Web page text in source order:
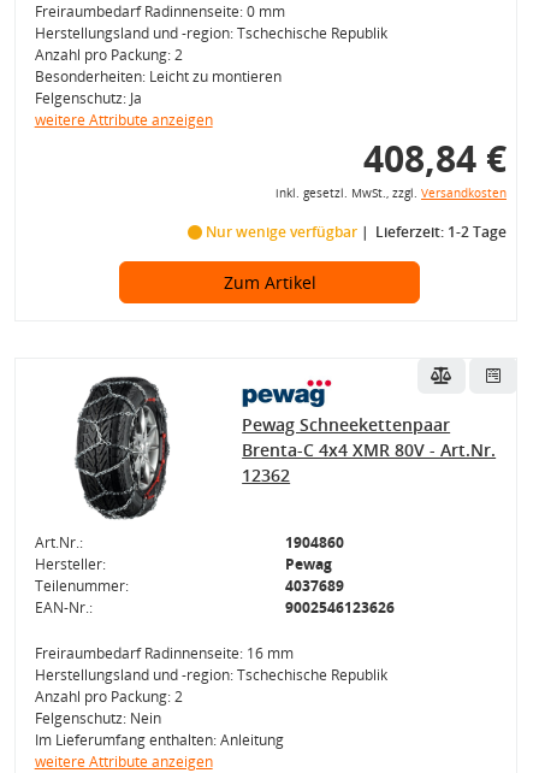
Freiraumbedarf Radinnenseite: 0 mm
Herstellungsland und -region: Tschechische Republik
Anzahl pro Packung: 2
Besonderheiten: Leicht zu montieren
Felgenschutz: Ja
weitere Attribute anzeigen
408,84 €
inkl. gesetzl. MwSt., zzgl. Versandkosten
Nur wenige verfügbar Lieferzeit: 1-2 Tage
Zum Artikel
Pewag Schneekettenpaar
Brenta-C 4x4 XMR 80V - Art.Nr.
12362
Art.Nr.:
1904860
Hersteller:
Pewag
Teilenummer:
4037689
EAN-Nr.:
9002546123626
Freiraumbedarf Radinnenseite: 16 mm
Herstellungsland und -region: Tschechische Republik
Anzahl pro Packung: 2
Felgenschutz: Nein
Im Lieferumfang enthalten: Anleitung
weitere Attribute anzeigen